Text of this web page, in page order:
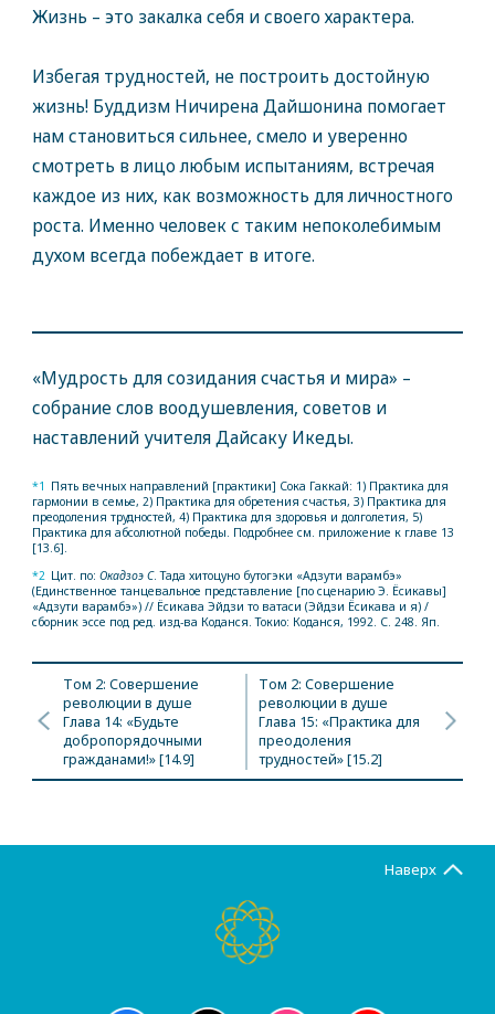
Жизнь – это закалка себя и своего характера.
Избегая трудностей, не построить достойную
жизнь! Буддизм Ничирена Дайшонина помогает
нам становиться сильнее, смело и уверенно
смотреть в лицо любым испытаниям, встречая
каждое из них, как возможность для личностного
роста. Именно человек с таким непоколебимым
духом всегда побеждает в итоге.
«Мудрость для созидания счастья и мира» –
собрание слов воодушевления, советов и
наставлений учителя Дайсаку Икеды.
*1 Пять вечных направлений [практики] Сока Гаккай: 1) Практика для
гармонии в семье, 2) Практика для обретения счастья, 3) Практика для
преодоления трудностей, 4) Практика для здоровья и долголетия, 5)
Практика для абсолютной победы. Подробнее см. приложение к главе 13
[13.6].
*2 Цит. по: Окадзоэ С. Тада хитоцуно бутогэки «Адзути варамбэ»
(Единственное танцевальное представление [по сценарию Э. Ёсикавы]
«Адзути варамбэ») // Ёсикава Эйдзи то ватаси (Эйдзи Ёсикава и я) /
сборник эссе под ред. изд-ва Коданся. Токио: Коданся, 1992. С. 248. Яп.
Том 2: Совершение
революции в душе
Глава 14: «Будьте
добропорядочными
гражданами!» [14.9]
Том 2: Совершение
революции в душе
Глава 15: «Практика для
преодоления
трудностей» [15.2]
Наверх